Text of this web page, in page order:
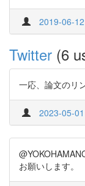
2019-06-
Twitter (6
一応、論文のリ
2023-05-
お願いします。